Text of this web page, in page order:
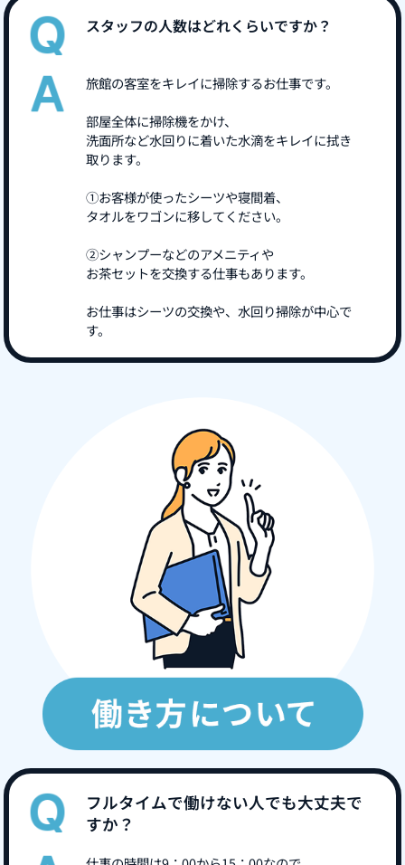
スタッフの人数はどれくらいですか？
旅館の客室をキレイに掃除するお仕事です。
部屋全体に掃除機をかけ、
洗面所など水回りに着いた水滴をキレイに拭き
取ります。
①お客様が使ったシーツや寝間着、
タオルをワゴンに移してください。
②シャンプーなどのアメニティや
お茶セットを交換する仕事もあります。
お仕事はシーツの交換や、水回り掃除が中心で
す。
フルタイムで働けない人でも大丈夫で
すか？